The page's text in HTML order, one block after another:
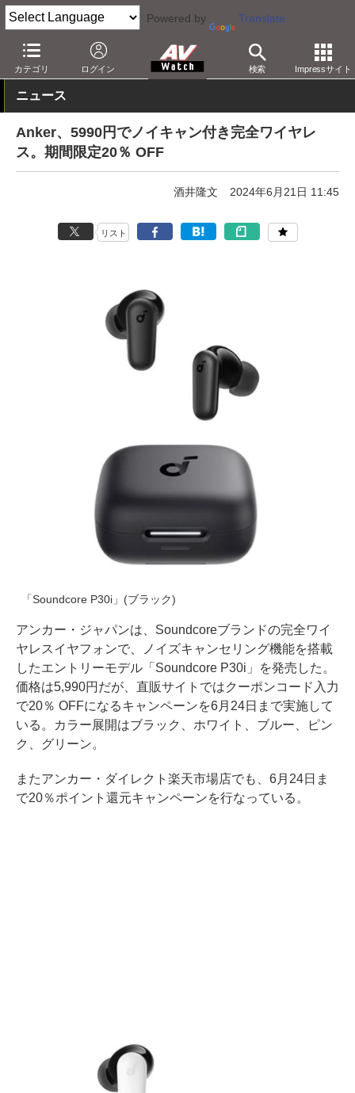
Powered by Translate
カテゴリ ログイン 検索 Impressサイト
AV Watch 製品 ヘッドフォン Anker
ニュース
Anker、5990円でノイキャン付き完全ワイヤレ
ス。期間限定20％ OFF
酒井隆文 2024年6月21日 11:45
リスト
「Soundcore P30i」(ブラック)
アンカー・ジャパンは、Soundcoreブランドの完全ワイ
ヤレスイヤフォンで、ノイズキャンセリング機能を搭載
したエントリーモデル「Soundcore P30i」を発売した。
価格は5,990円だが、直販サイトではクーポンコード入力
で20％ OFFになるキャンペーンを6月24日まで実施して
いる。カラー展開はブラック、ホワイト、ブルー、ピン
ク、グリーン。
またアンカー・ダイレクト楽天市場店でも、6月24日ま
で20％ポイント還元キャンペーンを行なっている。